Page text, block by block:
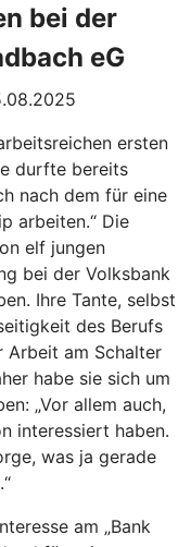
bei der
eG
ersten
durfte bereits
nach dem für eine
arbeiten.“ Die
elf jungen
bei der Volksbank
Ihre Tante, selbst
des Berufs
Arbeit am Schalter
habe sie sich um
„Vor allem auch,
interessiert haben.
was ja gerade
am „Bank